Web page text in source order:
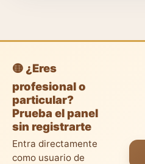
🟡 ¿Eres
profesional o
particular?
Prueba el panel
sin registrarte
Entra directamente
como usuario de